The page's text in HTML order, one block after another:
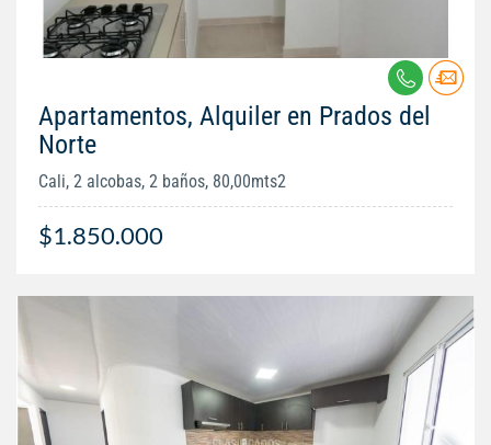
Apartamentos, Alquiler en Prados del
Norte
Cali, 2 alcobas, 2 baños, 80,00mts2
$1.850.000